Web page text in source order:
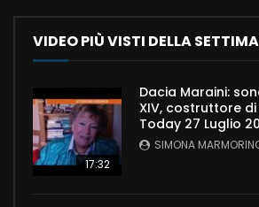
VIDEO PIÙ VISTI DELLA
17:32
Dacia Maraini:
XIV, costruttore
Today 27 Luglio
SIMONA